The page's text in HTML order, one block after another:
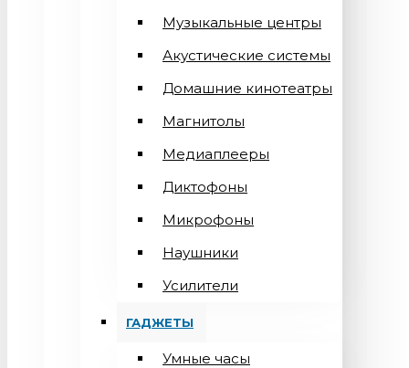
Музыкальные центры
Акустические системы
Домашние кинотеатры
Магнитолы
Медиаплееры
Диктофоны
Микрофоны
Наушники
Усилители
ГАДЖЕТЫ
Умные часы